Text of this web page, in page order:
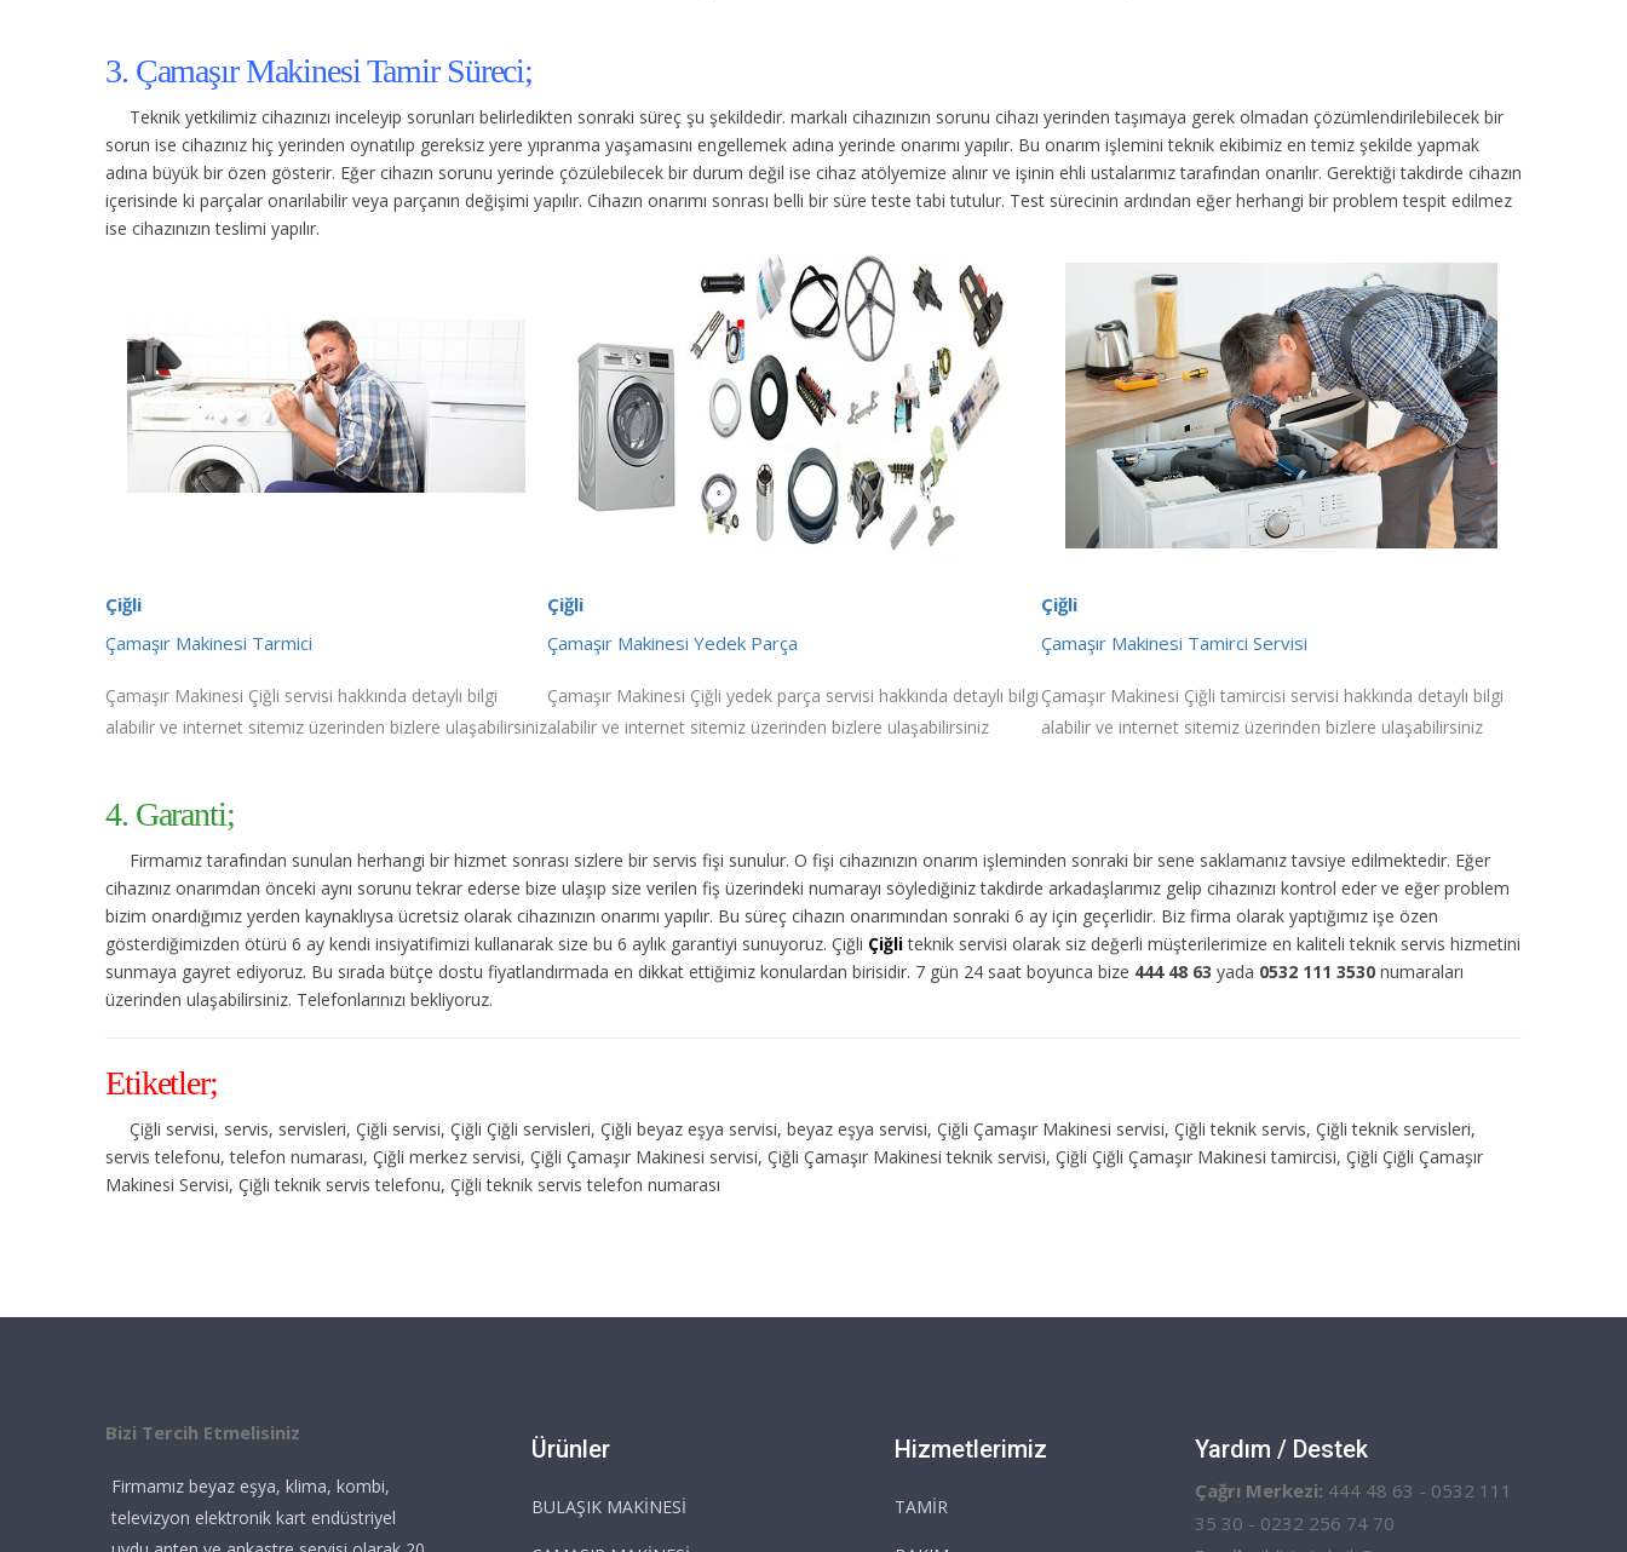
3. Çamaşır Makinesi Tamir Süreci;
Teknik yetkilimiz cihazınızı inceleyip sorunları belirledikten sonraki süreç şu şekildedir. markalı cihazınızın sorunu cihazı yerinden taşımaya gerek olmadan çözümlendirilebilecek bir
sorun ise cihazınız hiç yerinden oynatılıp gereksiz yere yıpranma yaşamasını engellemek adına yerinde onarımı yapılır. Bu onarım işlemini teknik ekibimiz en temiz şekilde yapmak
adına büyük bir özen gösterir. Eğer cihazın sorunu yerinde çözülebilecek bir durum değil ise cihaz atölyemize alınır ve işinin ehli ustalarımız tarafından onarılır. Gerektiği takdirde cihazın
içerisinde ki parçalar onarılabilir veya parçanın değişimi yapılır. Cihazın onarımı sonrası belli bir süre teste tabi tutulur. Test sürecinin ardından eğer herhangi bir problem tespit edilmez
ise cihazınızın teslimi yapılır.
Çiğli
Çamaşır Makinesi Tarmici
Çamaşır Makinesi Çiğli servisi hakkında detaylı bilgi
alabilir ve internet sitemiz üzerinden bizlere ulaşabilirsiniz
Çiğli
Çamaşır Makinesi Yedek Parça
Çamaşır Makinesi Çiğli yedek parça servisi hakkında detaylı bilgi
alabilir ve internet sitemiz üzerinden bizlere ulaşabilirsiniz
Çiğli
Çamaşır Makinesi Tamirci Servisi
Çamaşır Makinesi Çiğli tamircisi servisi hakkında detaylı bilgi
alabilir ve internet sitemiz üzerinden bizlere ulaşabilirsiniz
4. Garanti;
Firmamız tarafından sunulan herhangi bir hizmet sonrası sizlere bir servis fişi sunulur. O fişi cihazınızın onarım işleminden sonraki bir sene saklamanız tavsiye edilmektedir. Eğer
cihazınız onarımdan önceki aynı sorunu tekrar ederse bize ulaşıp size verilen fiş üzerindeki numarayı söylediğiniz takdirde arkadaşlarımız gelip cihazınızı kontrol eder ve eğer problem
bizim onardığımız yerden kaynaklıysa ücretsiz olarak cihazınızın onarımı yapılır. Bu süreç cihazın onarımından sonraki 6 ay için geçerlidir. Biz firma olarak yaptığımız işe özen
gösterdiğimizden ötürü 6 ay kendi insiyatifimizi kullanarak size bu 6 aylık garantiyi sunuyoruz. Çiğli Çiğli teknik servisi olarak siz değerli müşterilerimize en kaliteli teknik servis hizmetini
sunmaya gayret ediyoruz. Bu sırada bütçe dostu fiyatlandırmada en dikkat ettiğimiz konulardan birisidir. 7 gün 24 saat boyunca bize 444 48 63 yada 0532 111 3530 numaraları
üzerinden ulaşabilirsiniz. Telefonlarınızı bekliyoruz.
Etiketler;
Çiğli servisi, servis, servisleri, Çiğli servisi, Çiğli Çiğli servisleri, Çiğli beyaz eşya servisi, beyaz eşya servisi, Çiğli Çamaşır Makinesi servisi, Çiğli teknik servis, Çiğli teknik servisleri,
servis telefonu, telefon numarası, Çiğli merkez servisi, Çiğli Çamaşır Makinesi servisi, Çiğli Çamaşır Makinesi teknik servisi, Çiğli Çiğli Çamaşır Makinesi tamircisi, Çiğli Çiğli Çamaşır
Makinesi Servisi, Çiğli teknik servis telefonu, Çiğli teknik servis telefon numarası
Bizi Tercih Etmelisiniz
Firmamız beyaz eşya, klima, kombi,
televizyon elektronik kart endüstriyel
Ürünler
BULAŞIK MAKİNESİ
Hizmetlerimiz
TAMİR
Yardım / Destek
Çağrı Merkezi: 444 48 63 - 0532 111
35 30 - 0232 256 74 70